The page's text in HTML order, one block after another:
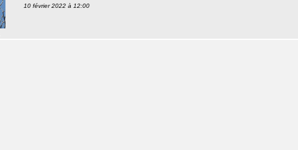
10 février 2022 à 12:00